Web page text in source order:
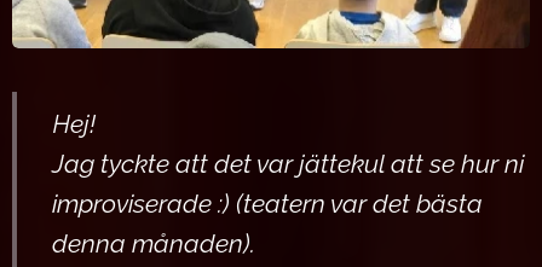
Hej!
Jag tyckte att det var jättekul att se hur ni
improviserade :) (teatern var det bästa
denna månaden).